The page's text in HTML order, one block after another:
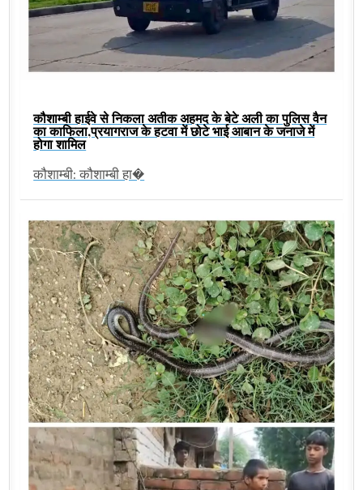
कौशाम्बी हाईवे से निकला अतीक अहमद के बेटे अली का पुलिस वैन
का काफिला,प्रयागराज के हटवा में छोटे भाई आबान के जनाजे में
होगा शामिल
कौशाम्बी: कौशाम्बी हा�